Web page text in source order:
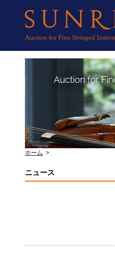
ホーム >
ニュース